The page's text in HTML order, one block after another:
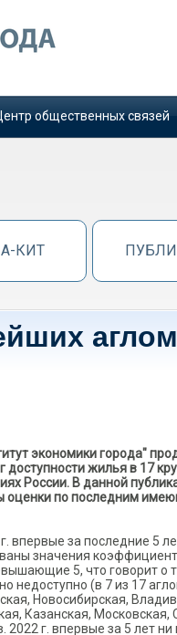
общественных связей
КИТ
экономики города"
доступности жилья в 17
России. В данной
оценки по последним
г. впервые за последние 5
значения
5, что говорит о
недоступно (в 7 из 17
Новосибирская,
Казанская, Московская,
2022 г. впервые за 5 лет